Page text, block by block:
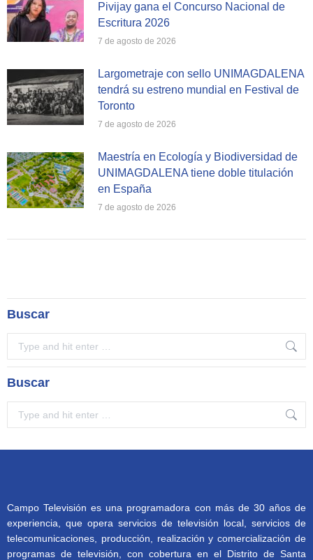
Pivijay gana el Concurso Nacional de
Escritura 2026
7 de agosto de 2026
Largometraje con sello UNIMAGDALENA
tendrá su estreno mundial en Festival de
Toronto
7 de agosto de 2026
Maestría en Ecología y Biodiversidad de
UNIMAGDALENA tiene doble titulación
en España
7 de agosto de 2026
Buscar
Buscar
Campo Televisión es una programadora con más de 30 años de
experiencia, que opera servicios de televisión local, servicios de
telecomunicaciones, producción, realización y comercialización de
programas de televisión, con cobertura en el Distrito de Santa